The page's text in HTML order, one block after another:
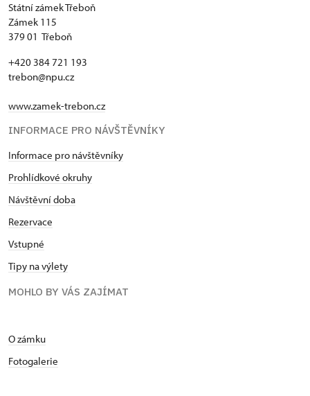
Státní zámek Třeboň
Zámek 115
379 01 Třeboň
+420 384 721 193
trebon@npu.cz
www.zamek-trebon.cz
INFORMACE PRO NÁVŠTĚVNÍKY
Informace pro návštěvníky
Prohlídkové okruhy
Návštěvní doba
Rezervace
Vstupné
Tipy na výlety
MOHLO BY VÁS ZAJÍMAT
O zámku
Fotogalerie